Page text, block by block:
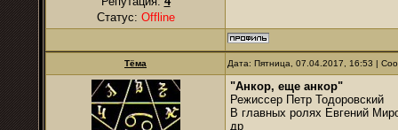
Статус: Offline
Тёма Дата: Пятница, 07.04.2017, 16:53 |
"Анкор, еще анкор"
Режиссер Петр Тодоровский
В главных ролях Евгений
др